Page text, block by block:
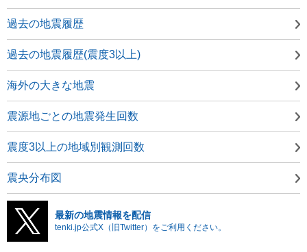
過去の地震履歴
過去の地震履歴(震度3以上)
海外の大きな地震
震源地ごとの地震発生回数
震度3以上の地域別観測回数
震央分布図
最新の地震情報を配信
tenki.jp公式X（旧Twitter）をご利用ください。